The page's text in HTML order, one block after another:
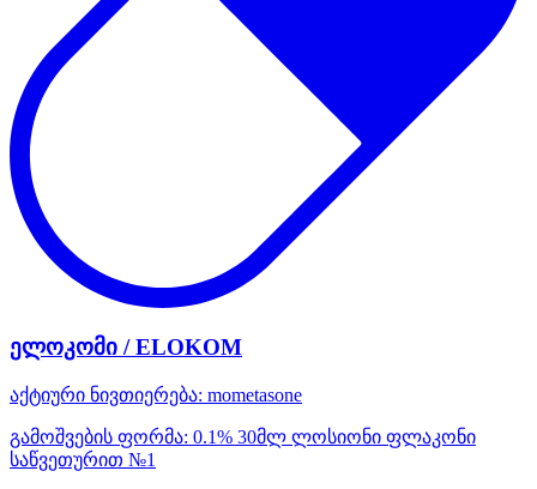
ელოკომი / ELOKOM
აქტიური ნივთიერება: mometasone
გამოშვების ფორმა: 0.1% 30მლ ლოსიონი ფლაკონი
საწვეთურით №1